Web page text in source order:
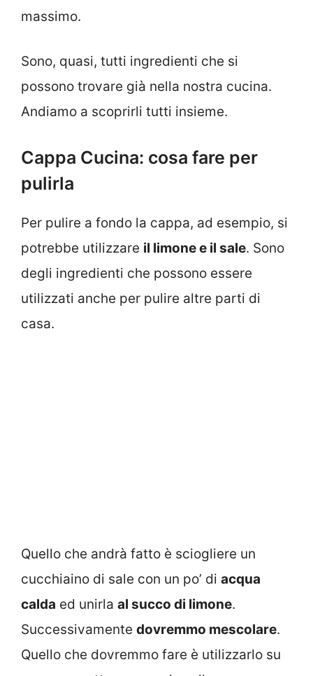
massimo.
Sono, quasi, tutti ingredienti che si
possono trovare già nella nostra cucina.
Andiamo a scoprirli tutti insieme.
Cappa Cucina: cosa fare per
pulirla
Per pulire a fondo la cappa, ad esempio, si
potrebbe utilizzare il limone e il sale. Sono
degli ingredienti che possono essere
utilizzati anche per pulire altre parti di
casa.
Quello che andrà fatto è sciogliere un
cucchiaino di sale con un po’ di acqua
calda ed unirla al succo di limone.
Successivamente dovremmo mescolare.
Quello che dovremmo fare è utilizzarlo su